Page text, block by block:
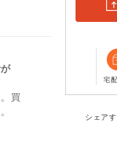
買
宅
シェア